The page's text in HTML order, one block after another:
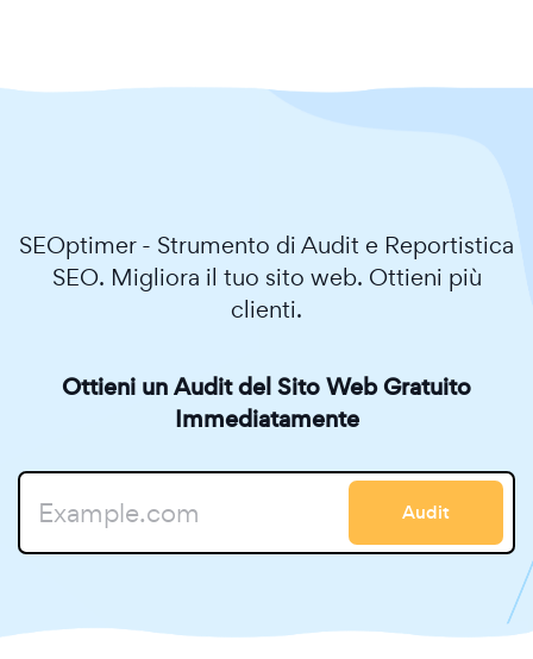
SEOptimer - Strumento di Audit e Reportistica
SEO. Migliora il tuo sito web. Ottieni più
clienti.
Ottieni un Audit del Sito Web Gratuito
Immediatamente
Audit